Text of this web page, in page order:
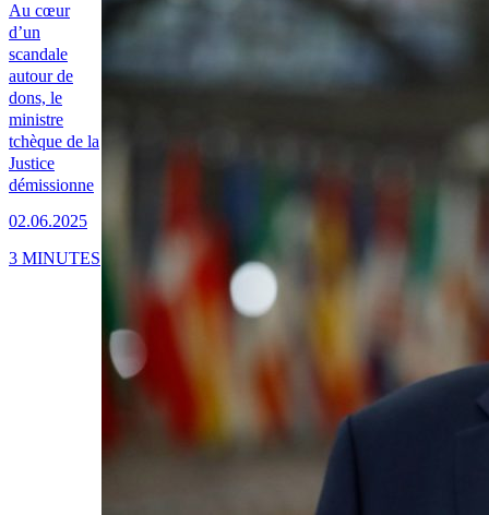
Au cœur
d’un
scandale
autour de
dons, le
ministre
tchèque de la
Justice
démissionne
02.06.2025
3 MINUTES